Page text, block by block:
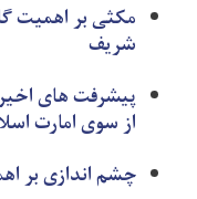
مکثی بر اهمیت
شریف
پیشرفت های
از سوی امارت
چشم اندازی بر